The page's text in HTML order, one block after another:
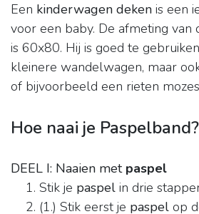
Een kinderwagen deken is een
voor een baby. De afmeting van
is 60x80. Hij is goed te
kleinere wandelwagen, maar
of bijvoorbeeld een rieten
Hoe naai je Paspelband?
DEEL I: Naaien met paspel
Stik je paspel in drie
(1.) Stik eerst je paspel op